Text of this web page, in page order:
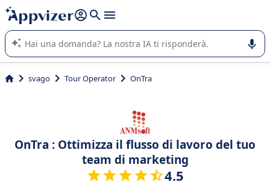
righe con
shift + enter
L'IA di Appvizer vi guida nell'utilizzo o nella scelta di un
software SaaS per la vostra azienda.
svago Tour Operator OnTra
OnTra : Ottimizza il flusso di lavoro del tuo
team di marketing
4.5